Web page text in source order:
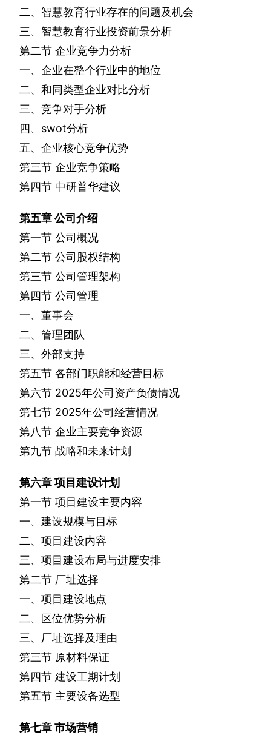
二、智慧教育行业存在的问题及机会
三、智慧教育行业投资前景分析
第二节 企业竞争力分析
一、企业在整个行业中的地位
二、和同类型企业对比分析
三、竞争对手分析
四、 swot分析
五、企业核心竞争优势
第三节 企业竞争策略
第四节 中研普华建议
第五章公司介绍
第一节 公司概况
第二节 公司股权结构
第三节 公司管理架构
第四节 公司管理
一、董事会
二、管理团队
三、外部支持
第五节 各部门职能和经营目标
第六节 2025年公司资产负债情况
第七节 2025年公司经营情况
第八节 企业主要竞争资源
第九节 战略和未来计划
第六章项目建设计划
第一节 项目建设主要内容
一、建设规模与目标
二、项目建设内容
三、项目建设布局与进度安排
第二节 厂址选择
一、项目建设地点
二、区位优势分析
三、厂址选择及理由
第三节 原材料保证
第四节 建设工期计划
第五节 主要设备选型
第七章市场营销